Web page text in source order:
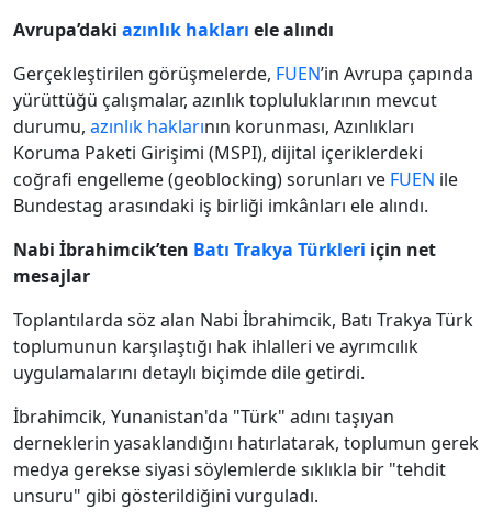
Avrupa’daki azınlık hakları ele alındı
Gerçekleştirilen görüşmelerde, FUEN’in Avrupa çapında
yürüttüğü çalışmalar, azınlık topluluklarının mevcut
durumu, azınlık haklarının korunması, Azınlıkları
Koruma Paketi Girişimi (MSPI), dijital içeriklerdeki
coğrafi engelleme (geoblocking) sorunları ve FUEN ile
Bundestag arasındaki iş birliği imkânları ele alındı.
Nabi İbrahimcik’ten Batı Trakya Türkleri için net
mesajlar
Toplantılarda söz alan Nabi İbrahimcik, Batı Trakya Türk
toplumunun karşılaştığı hak ihlalleri ve ayrımcılık
uygulamalarını detaylı biçimde dile getirdi.
İbrahimcik, Yunanistan'da "Türk" adını taşıyan
derneklerin yasaklandığını hatırlatarak, toplumun gerek
medya gerekse siyasi söylemlerde sıklıkla bir "tehdit
unsuru" gibi gösterildiğini vurguladı.